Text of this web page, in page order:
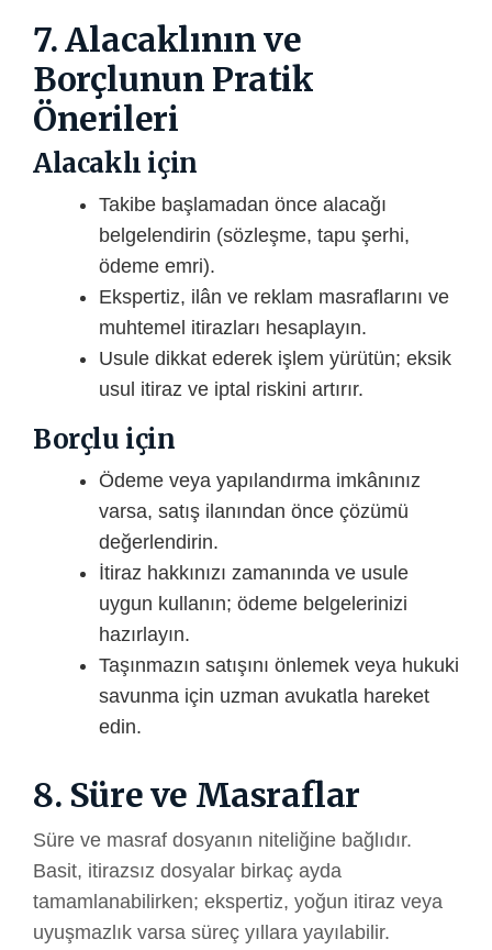
7. Alacaklının ve
Borçlunun Pratik
Önerileri
Alacaklı için
Takibe başlamadan önce alacağı
belgelendirin (sözleşme, tapu şerhi,
ödeme emri).
Ekspertiz, ilân ve reklam masraflarını ve
muhtemel itirazları hesaplayın.
Usule dikkat ederek işlem yürütün; eksik
usul itiraz ve iptal riskini artırır.
Borçlu için
Ödeme veya yapılandırma imkânınız
varsa, satış ilanından önce çözümü
değerlendirin.
İtiraz hakkınızı zamanında ve usule
uygun kullanın; ödeme belgelerinizi
hazırlayın.
Taşınmazın satışını önlemek veya hukuki
savunma için uzman avukatla hareket
edin.
8. Süre ve Masraflar
Süre ve masraf dosyanın niteliğine bağlıdır.
Basit, itirazsız dosyalar birkaç ayda
tamamlanabilirken; ekspertiz, yoğun itiraz veya
uyuşmazlık varsa süreç yıllara yayılabilir.